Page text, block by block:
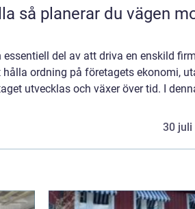
del av att driva en enskild
ordning på företagets ekonomi,
utvecklas och växer över tid. I
30 juli